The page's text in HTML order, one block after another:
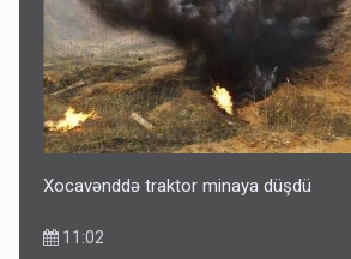
Xocavənddə traktor minaya düşdü
11:02